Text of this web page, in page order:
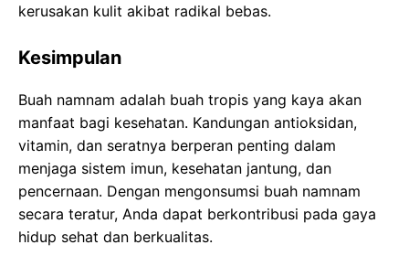
kerusakan kulit akibat radikal bebas.
Kesimpulan
Buah namnam adalah buah tropis yang kaya akan
manfaat bagi kesehatan. Kandungan antioksidan,
vitamin, dan seratnya berperan penting dalam
menjaga sistem imun, kesehatan jantung, dan
pencernaan. Dengan mengonsumsi buah namnam
secara teratur, Anda dapat berkontribusi pada gaya
hidup sehat dan berkualitas.